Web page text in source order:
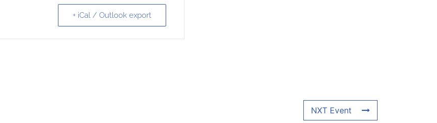
+ iCal / Outlook export
NXT Event